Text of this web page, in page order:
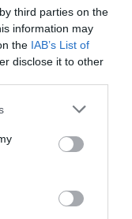
third parties on the
information may
the IAB’s List of
disclose it to other
tabáquica
o
diabetes,
concretas
específica
en